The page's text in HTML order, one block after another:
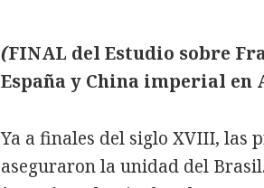
(FINAL del Estudio sobre
España y China imperial en
Ya a finales del siglo XVIII, las
aseguraron la unidad del